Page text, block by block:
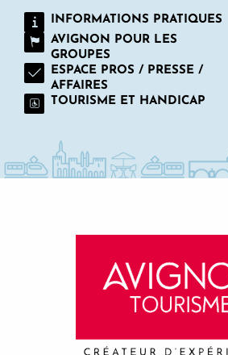
INFORMATIONS PRATIQUES
AVIGNON POUR LES
GROUPES
ESPACE PROS / PRESSE /
AFFAIRES
TOURISME ET HANDICAP